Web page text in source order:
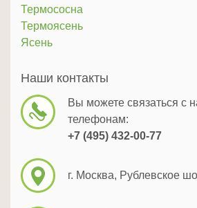
Термососна
Термоясень
Ясень
Наши контакты
Вы можете связаться с
телефонам:
+7 (495) 432-00-77
г. Москва, Рублевское